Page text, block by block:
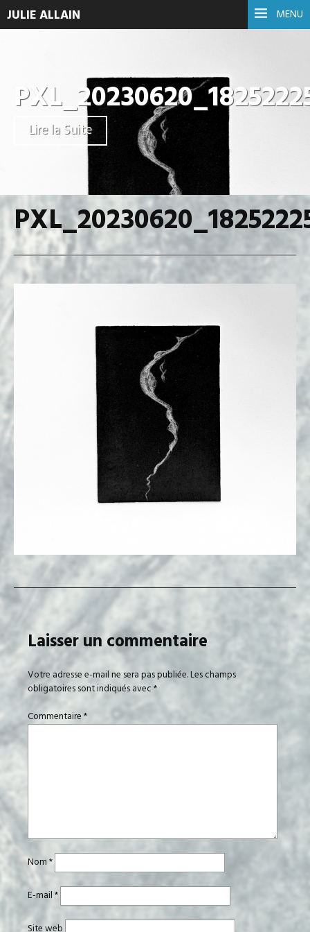
MENU
JULIE ALLAIN
Lire la Suite
Laisser un commentaire
Votre adresse e-mail ne sera pas publiée.Les champs
obligatoires sont indiqués avec*
Commentaire*
Nom*
E-mail*
Site web